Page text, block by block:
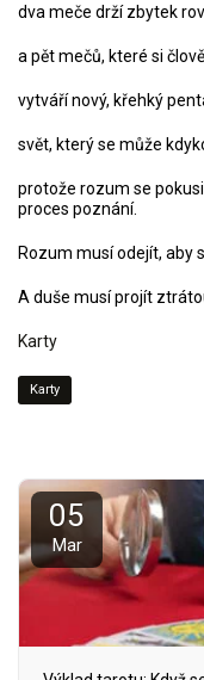
dva meče drží zbytek
a pět mečů, které si
vytváří nový, křehký
svět, který se může
protože rozum se
proces poznání.
Rozum musí odejít, aby
A duše musí projít
Karty
Karty
05
Mar